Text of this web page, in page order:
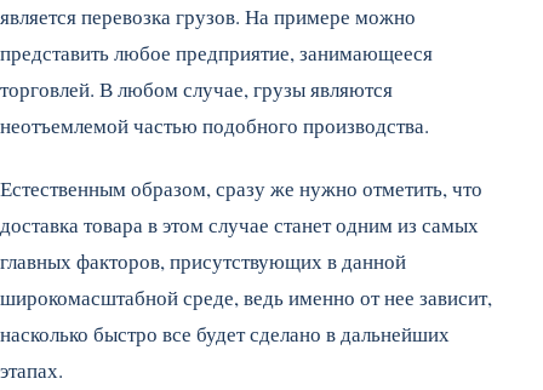
является перевозка грузов. На примере можно
представить любое предприятие, занимающееся
торговлей. В любом случае, грузы являются
неотъемлемой частью подобного производства.
Естественным образом, сразу же нужно отметить, что
доставка товара в этом случае станет одним из самых
главных факторов, присутствующих в данной
широкомасштабной среде, ведь именно от нее зависит,
насколько быстро все будет сделано в дальнейших
этапах.